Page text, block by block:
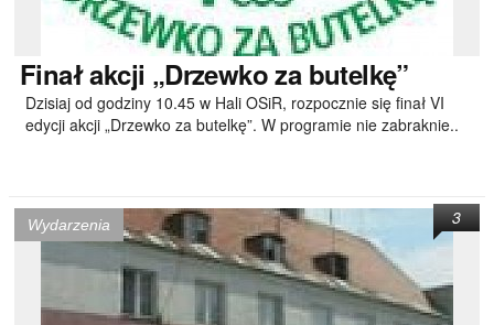
Finałakcji „Drzewko za butelkę”
Dzisiaj od godziny 10.45 w Hali OSiR, rozpocznie się finał VI
edycji akcji „Drzewko za butelkę”. W programie nie zabraknie..
Wydarzenia 3